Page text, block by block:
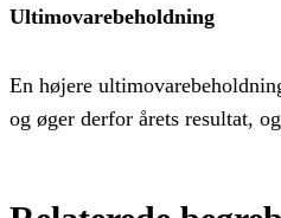
Ultimovarebeholdning
En højere
og øger derfor årets resultat,